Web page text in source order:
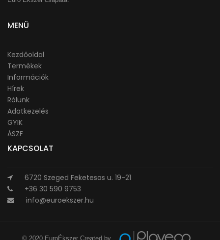
MENÜ
Kezdőoldal
Termékek
Információk
Hírek
Rólunk
Adatkezelés
GYIK
ÁSZF
KAPCSOLAT
6720 Szeged Feketesas u. 19-21
+36 30 590 9753
info@euroekszer.hu
© 2020 EuroÉkszer Created by